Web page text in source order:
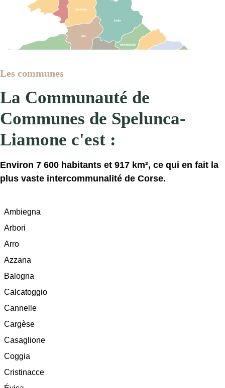
Les communes
La Communauté de
Communes de Spelunca-
Liamone c'est :
Environ 7 600 habitants et 917 km², ce qui en fait la
plus vaste intercommunalité de Corse.
Ambiegna
Arbori
Arro
Azzana
Balogna
Calcatoggio
Cannelle
Cargèse
Casaglione
Coggia
Cristinacce